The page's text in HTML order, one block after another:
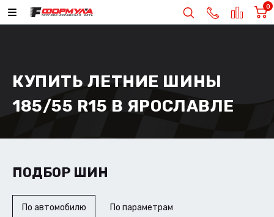
0
КУПИТЬ ЛЕТНИЕ ШИНЫ
185/55 R15 В ЯРОСЛАВЛЕ
ПОДБОР ШИН
По автомобилю По параметрам